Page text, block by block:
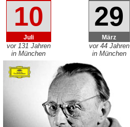
10
Juli
vor 131 Jahren
in München
29
März
vor 44 Jahren
in München